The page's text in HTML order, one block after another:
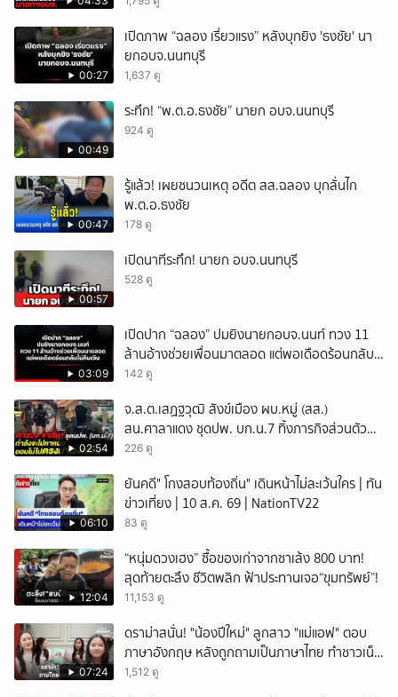
00:27
เปิดภาพ “ฉลอง เรี่ยวแรง” หลังบุกยิง 'ธงชัย' นา
ยกอบจ.นนทบุรี
1,637 ดู
00:49
ระทึก! “พ.ต.อ.ธงชัย” นายก อบจ.นนทบุรี
924 ดู
00:47
รู้แล้ว! เผยชนวนเหตุ อดีต สส.ฉลอง บุกลั่นไก
พ.ต.อ.ธงชัย
178 ดู
00:57
เปิดนาทีระทึก! นายก อบจ.นนทบุรี
528 ดู
03:09
เปิดปาก “ฉลอง” ปมยิงนายกอบจ.นนท์ ทวง 11
ล้านอ้างช่วยเพื่อนมาตลอด แต่พอเดือดร้อนกลับ
ไม่คืนเงิน
142 ดู
02:54
จ.ส.ต.เสฏฐวุฒิ สังข์เมือง ผบ.หมู่ (สส.)
สน.ศาลาแดง ชุดปพ. บก.น.7 ทิ้งภารกิจส่วนตัว
มาช่วยโรงเรียน
226 ดู
06:10
ยันคดี" โกงสอบท้องถิ่น" เดินหน้าไม่ละเว้นใคร | ทัน
ข่าวเที่ยง | 10 ส.ค. 69 | NationTV22
83 ดู
12:04
“หนุ่มดวงเฮง” ซื้อของเก่าจากซาเล้ง 800 บาท!
สุดท้ายตะลึง ชีวิตพลิก ฟ้าประทานเจอ“ขุมทรัพย์”!
11,153 ดู
07:24
ดราม่าสนั่น! "น้องปีใหม่" ลูกสาว "แม่แอฟ" ตอบ
ภาษาอังกฤษ หลังถูกถามเป็นภาษาไทย ทำชาวเน็ต
ถกสนั่น!
1,512 ดู